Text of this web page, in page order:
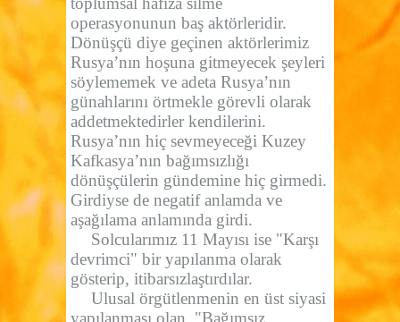
operasyonunun baş aktörleridir.
Dönüşçü diye geçinen aktörlerimiz
Rusya’nın hoşuna gitmeyecek şeyleri
söylememek ve adeta Rusya’nın
günahlarını örtmekle görevli olarak
addetmektedirler kendilerini.
Rusya’nın hiç sevmeyeceği Kuzey
Kafkasya’nın bağımsızlığı
dönüşçülerin gündemine hiç girmedi.
Girdiyse de negatif anlamda ve
aşağılama anlamında girdi.
Solcularımız 11 Mayısı ise "Karşı
devrimci" bir yapılanma olarak
gösterip, itibarsızlaştırdılar.
Ulusal örgütlenmenin en üst siyasi
yapılanması olan, "Bağımsız